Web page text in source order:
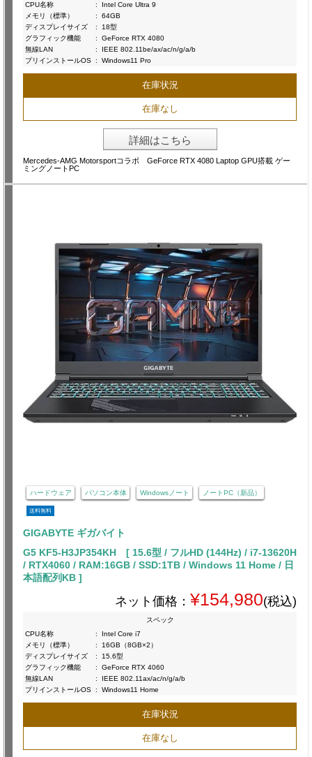
CPU名称
:
Intel Core Ultra 9
メモリ（標準）
:
64GB
ディスプレイサイズ
:
18型
グラフィック機能
:
GeForce RTX 4080
無線LAN
:
IEEE 802.11be/ax/ac/n/g/a/b
プリインストールOS : Windows11 Pro
在庫状況
在庫なし
詳細はこちら
Mercedes-AMG Motorsportコラボ GeForce RTX 4080 Laptop GPU搭載 ゲー
ミングノートPC
ハードウェア パソコン本体 Windowsノート ノートPC（新品）
送料無料
GIGABYTE ギガバイト
G5 KF5-H3JP354KH [ 15.6型 / フルHD (144Hz) / i7-13620H
/ RTX4060 / RAM:16GB / SSD:1TB / Windows 11 Home / 日
本語配列KB ]
ネット価格： ¥154,980(税込)
スペック
CPU名称
:
Intel Core i7
メモリ（標準）
:
16GB（8GB×2）
ディスプレイサイズ
:
15.6型
グラフィック機能
:
GeForce RTX 4060
無線LAN
:
IEEE 802.11ax/ac/n/g/a/b
プリインストールOS : Windows11 Home
在庫状況
在庫なし